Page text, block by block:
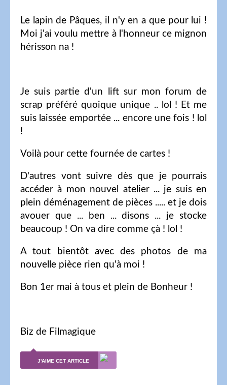
Le lapin de Pâques, il n'y en a que pour lui !
Moi j'ai voulu mettre à l'honneur ce mignon
hérisson na !
Je suis partie d'un lift sur mon forum de
scrap préféré quoique unique .. lol ! Et me
suis laissée emportée ... encore une fois ! lol
!
Voilà pour cette fournée de cartes !
D'autres vont suivre dès que je pourrais
accéder à mon nouvel atelier ... je suis en
plein déménagement de pièces ..... et je dois
avouer que ... ben ... disons ... je stocke
beaucoup ! On va dire comme çà ! lol !
A tout bientôt avec des photos de ma
nouvelle pièce rien qu'à moi !
Bon 1er mai à tous et plein de Bonheur !
Biz de Filmagique
J'AIME CET ARTICLE